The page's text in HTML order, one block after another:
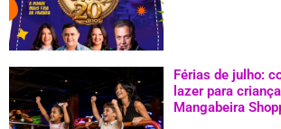
Férias de julho:
lazer para
Mangabeira